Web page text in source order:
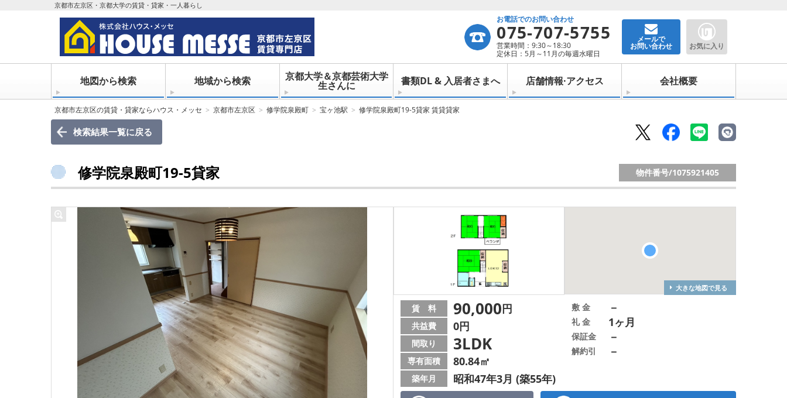
京都市左京区・京都大学の賃貸・貸家・一人暮らし
お電話でのお問い合わせ
075-707-5755
営業時間：9:30～18:30
定休日：5月～11月の毎週水曜日
メールで
お問い合わせ お気に入り
地図から検索 地域から検索 京都大学＆京都芸術大学
生さんに 書類DL & 入居者さまへ 店舗情報·アクセス 会社概要
京都市左京区の賃貸・貸家ならハウス・メッセ 京都市左京区 修学院泉殿町 宝ヶ池駅 修学院泉殿町19-5貸家 賃貸貸家
検索結果一覧に戻る
修学院泉殿町19-5貸家 物件番号/1075921405
大きな地図で見る
賃 料 90,000円
共益費 0円
間取り 3LDK
専有面積 80.84㎡
築年月 昭和47年3月 (築55年)
敷 金 －
礼 金 1ヶ月
保証金 －
解約引 －